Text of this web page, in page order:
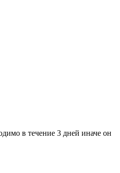
в течение 3 дней иначе он